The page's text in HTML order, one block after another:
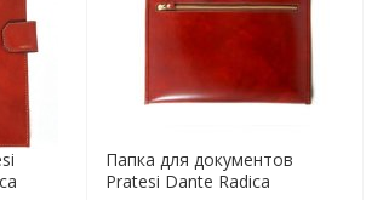
Папка для документов
Pratesi Dante Radica